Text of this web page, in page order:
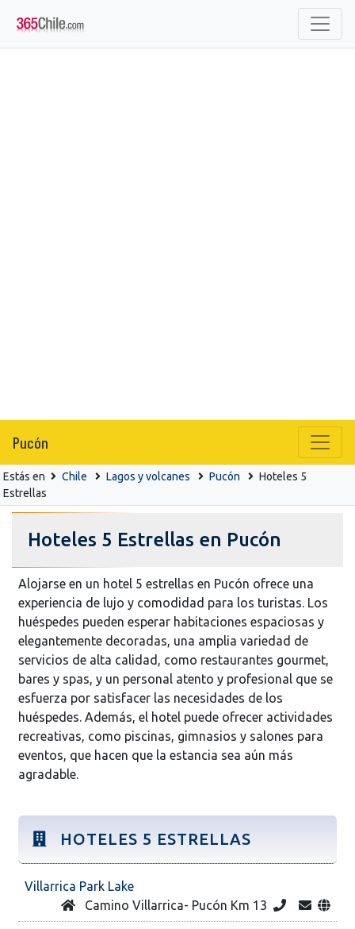
Pucón
Estás en Chile Lagos y volcanes Pucón
Hoteles 5
Estrellas
Hoteles 5 Estrellas en Pucón
Alojarse en un hotel 5 estrellas en Pucón ofrece una
experiencia de lujo y comodidad para los turistas. Los
huéspedes pueden esperar habitaciones espaciosas y
elegantemente decoradas, una amplia variedad de
servicios de alta calidad, como restaurantes gourmet,
bares y spas, y un personal atento y profesional que se
esfuerza por satisfacer las necesidades de los
huéspedes. Además, el hotel puede ofrecer actividades
recreativas, como piscinas, gimnasios y salones para
eventos, que hacen que la estancia sea aún más
agradable.
HOTELES 5 ESTRELLAS
Villarrica Park Lake
Camino Villarrica- Pucón Km 13